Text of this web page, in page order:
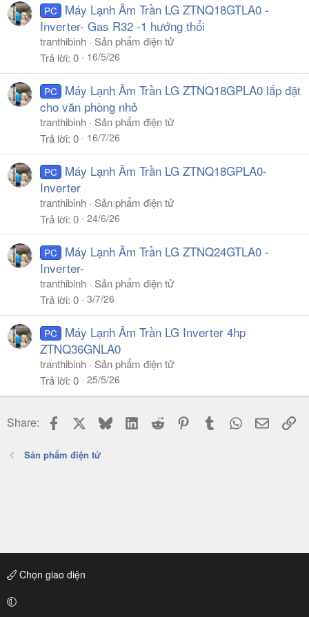
PC
Máy Lạnh Âm Trần LG ZTNQ18GTLA0 -
Inverter- Gas R32 -1 hướng thổi
tranthibinh
Sản phẩm điện tử
Trả lời 0 16/5/26
PC
Máy Lạnh Âm Trần LG ZTNQ18GPLA0 lắp đặt
cho văn phòng nhỏ
tranthibinh
Sản phẩm điện tử
Trả lời 0 16/7/26
PC
Máy Lạnh Âm Trần LG ZTNQ18GPLA0-
Inverter
tranthibinh
Sản phẩm điện tử
Trả lời 0 24/6/26
PC
Máy Lạnh Âm Trần LG ZTNQ24GTLA0 -
Inverter-
tranthibinh
Sản phẩm điện tử
Trả lời 0 3/7/26
PC
Máy Lạnh Âm Trần LG Inverter 4hp
ZTNQ36GNLA0
tranthibinh
Sản phẩm điện tử
Trả lời 0 25/5/26
Share: Facebook BlueskyLinkedIn
Reddit PinterestTumblr WhatsApp
Email
Sản phẩm điện tử
Chọn giao diện